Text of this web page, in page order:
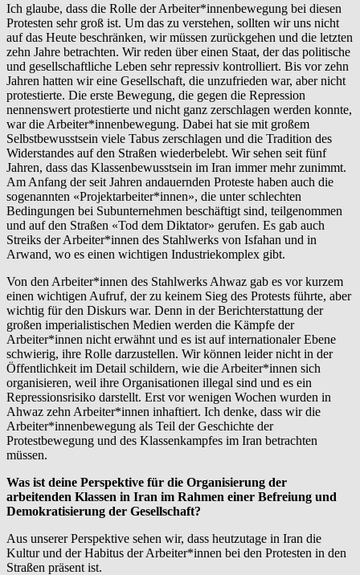
Ich glaube, dass die Rolle der Arbeiter*innenbewegung bei diesen
Protesten sehr groß ist. Um das zu verstehen, sollten wir uns nicht
auf das Heute beschränken, wir müssen zurückgehen und die letzten
zehn Jahre betrachten. Wir reden über einen Staat, der das politische
und gesellschaftliche Leben sehr repressiv kontrolliert. Bis vor zehn
Jahren hatten wir eine Gesellschaft, die unzufrieden war, aber nicht
protestierte. Die erste Bewegung, die gegen die Repression
nennenswert protestierte und nicht ganz zerschlagen werden konnte,
war die Arbeiter*innenbewegung. Dabei hat sie mit großem
Selbstbewusstsein viele Tabus zerschlagen und die Tradition des
Widerstandes auf den Straßen wiederbelebt. Wir sehen seit fünf
Jahren, dass das Klassenbewusstsein im Iran immer mehr zunimmt.
Am Anfang der seit Jahren andauernden Proteste haben auch die
sogenannten «Projektarbeiter*innen», die unter schlechten
Bedingungen bei Subunternehmen beschäftigt sind, teilgenommen
und auf den Straßen «Tod dem Diktator» gerufen. Es gab auch
Streiks der Arbeiter*innen des Stahlwerks von Isfahan und in
Arwand, wo es einen wichtigen Industriekomplex gibt.
Von den Arbeiter*innen des Stahlwerks Ahwaz gab es vor kurzem
einen wichtigen Aufruf, der zu keinem Sieg des Protests führte, aber
wichtig für den Diskurs war. Denn in der Berichterstattung der
großen imperialistischen Medien werden die Kämpfe der
Arbeiter*innen nicht erwähnt und es ist auf internationaler Ebene
schwierig, ihre Rolle darzustellen. Wir können leider nicht in der
Öffentlichkeit im Detail schildern, wie die Arbeiter*innen sich
organisieren, weil ihre Organisationen illegal sind und es ein
Repressionsrisiko darstellt. Erst vor wenigen Wochen wurden in
Ahwaz zehn Arbeiter*innen inhaftiert. Ich denke, dass wir die
Arbeiter*innenbewegung als Teil der Geschichte der
Protestbewegung und des Klassenkampfes im Iran betrachten
müssen.
Was ist deine Perspektive für die Organisierung der
arbeitenden Klassen in Iran im Rahmen einer Befreiung und
Demokratisierung der Gesellschaft?
Aus unserer Perspektive sehen wir, dass heutzutage in Iran die
Kultur und der Habitus der Arbeiter*innen bei den Protesten in den
Straßen präsent ist.